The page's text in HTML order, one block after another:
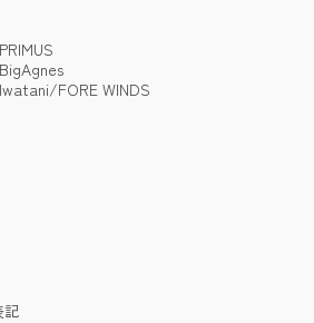
PRIMUS
BigAgnes
Iwatani/FORE WINDS